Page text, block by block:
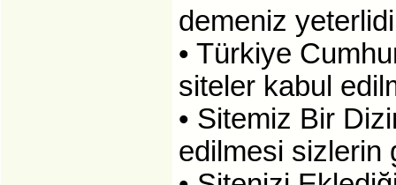
demeniz
• Türkiye
siteler kabul
• Sitemiz Bir
edilmesi sizlerin